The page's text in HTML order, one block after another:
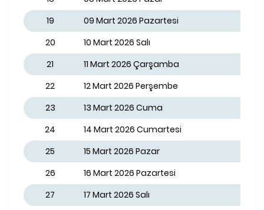
19
09 Mart 2026 Pazartesi
20
10 Mart 2026 Salı
21
11 Mart 2026 Çarşamba
22
12 Mart 2026 Perşembe
23
13 Mart 2026 Cuma
24
14 Mart 2026 Cumartesi
25
15 Mart 2026 Pazar
26
16 Mart 2026 Pazartesi
27
17 Mart 2026 Salı